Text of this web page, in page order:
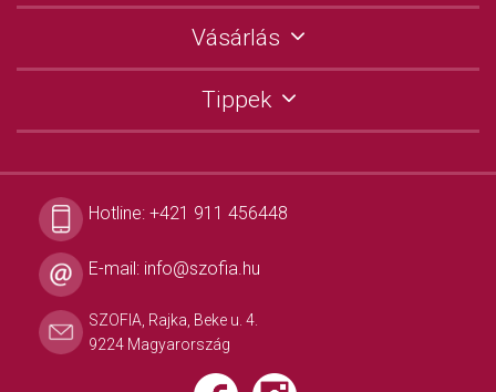
Vásárlás
Tippek
Hotline: +421 911 456448
E-mail: info@szofia.hu
SZOFIA, Rajka, Beke u. 4.
9224 Magyarország